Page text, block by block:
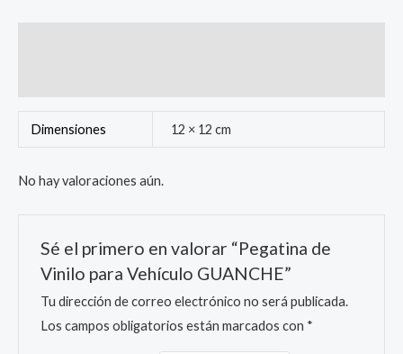
Dimensiones 12 × 12 cm
No hay valoraciones aún.
Sé el primero en valorar “Pegatina de
Vinilo para Vehículo GUANCHE”
Tu dirección de correo electrónico no será publicada.
Los campos obligatorios están marcados con *